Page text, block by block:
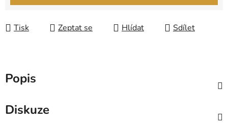
Tisk Zeptat se Hlídat Sdílet
Popis
Diskuze